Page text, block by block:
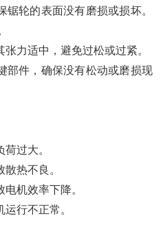
锯轮的表面没有磨损或损坏。
力适中，避免过松或过紧。
部件，确保没有松动或磨损现
过大。
热不良。
机效率下降。
行不正常。